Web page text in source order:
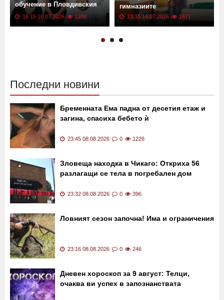
обучение в Пловдивския
университет
16:15 18.07.2026 1208
гимназиите
13:10 14.07.2026 1677
Последни новини
Бременната Ема падна от десетия етаж и
загина, спасиха бебето ѝ
23:45 08.08.2026 0 1226
Зловеща находка в Чикаго: Откриха 56
разлагащи се тела в погребален дом
23:32 08.08.2026 0 396
Ловният сезон започна! Има и ограничения
23:16 08.08.2026 0 246
Дневен хороскоп за 9 август: Телци,
очаква ви успех в запознанствата